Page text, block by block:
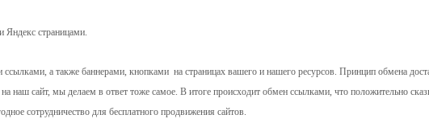
Яндекс страницами.
а также баннерами, кнопками на страницах вашего и нашего ресурсов. Принцип обмена
наш сайт, мы делаем в ответ тоже самое. В итоге происходит обмен ссылками, что положительно
сотрудничество для бесплатного продвижения сайтов.